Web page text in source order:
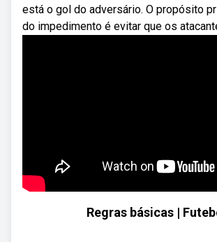
está o gol do adversário. O propósito
do impedimento é evitar que os
Regras básicas |